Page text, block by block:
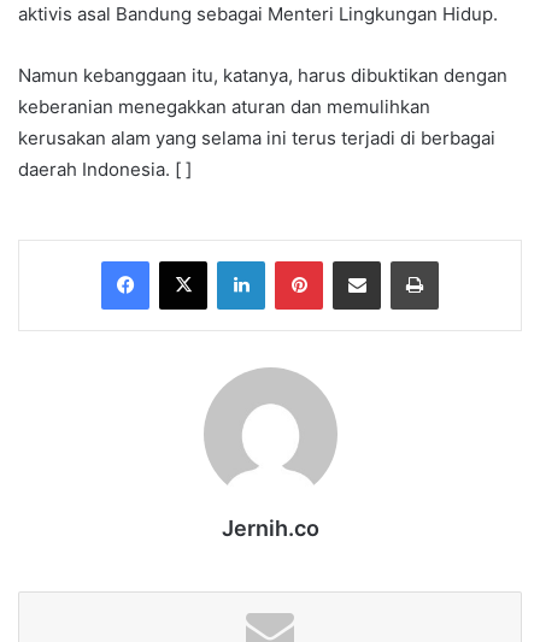
aktivis asal Bandung sebagai Menteri Lingkungan Hidup.
Namun kebanggaan itu, katanya, harus dibuktikan dengan
keberanian menegakkan aturan dan memulihkan
kerusakan alam yang selama ini terus terjadi di berbagai
daerah Indonesia. [ ]
Facebook
X LinkedInPinterestShare via Email Print
Jernih.co